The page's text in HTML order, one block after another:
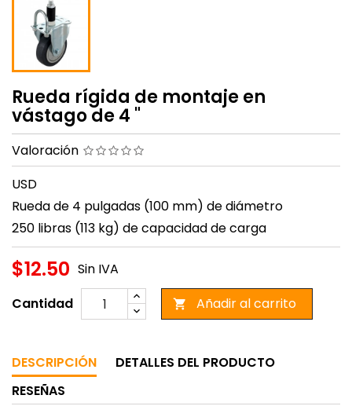
Rueda rígida de montaje en
vástago de 4 "
Valoración
USD
Rueda de 4 pulgadas (100 mm) de diámetro
250 libras (113 kg) de capacidad de carga
$12.50 Sin IVA
Cantidad
 Añadir al carrito
DESCRIPCIÓN
DETALLES DEL PRODUCTO
RESEÑAS